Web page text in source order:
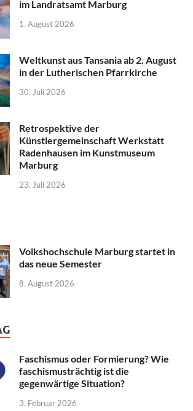
im Landratsamt Marburg
1. August 2026
Weltkunst aus Tansania ab 2. August
in der Lutherischen Pfarrkirche
30. Juli 2026
Retrospektive der
Künstlergemeinschaft Werkstatt
Radenhausen im Kunstmuseum
Marburg
23. Juli 2026
Volkshochschule Marburg startet in
das neue Semester
8. August 2026
Faschismus oder Formierung? Wie
faschismusträchtig ist die
gegenwärtige Situation?
3. Februar 2026